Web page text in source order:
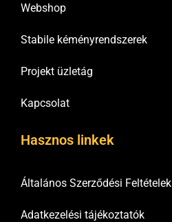
Webshop
Stabile kéményrendszerek
Projekt üzletág
Kapcsolat
Hasznos linkek
Általános Szerződési Feltételek
Adatkezelési tájékoztatók